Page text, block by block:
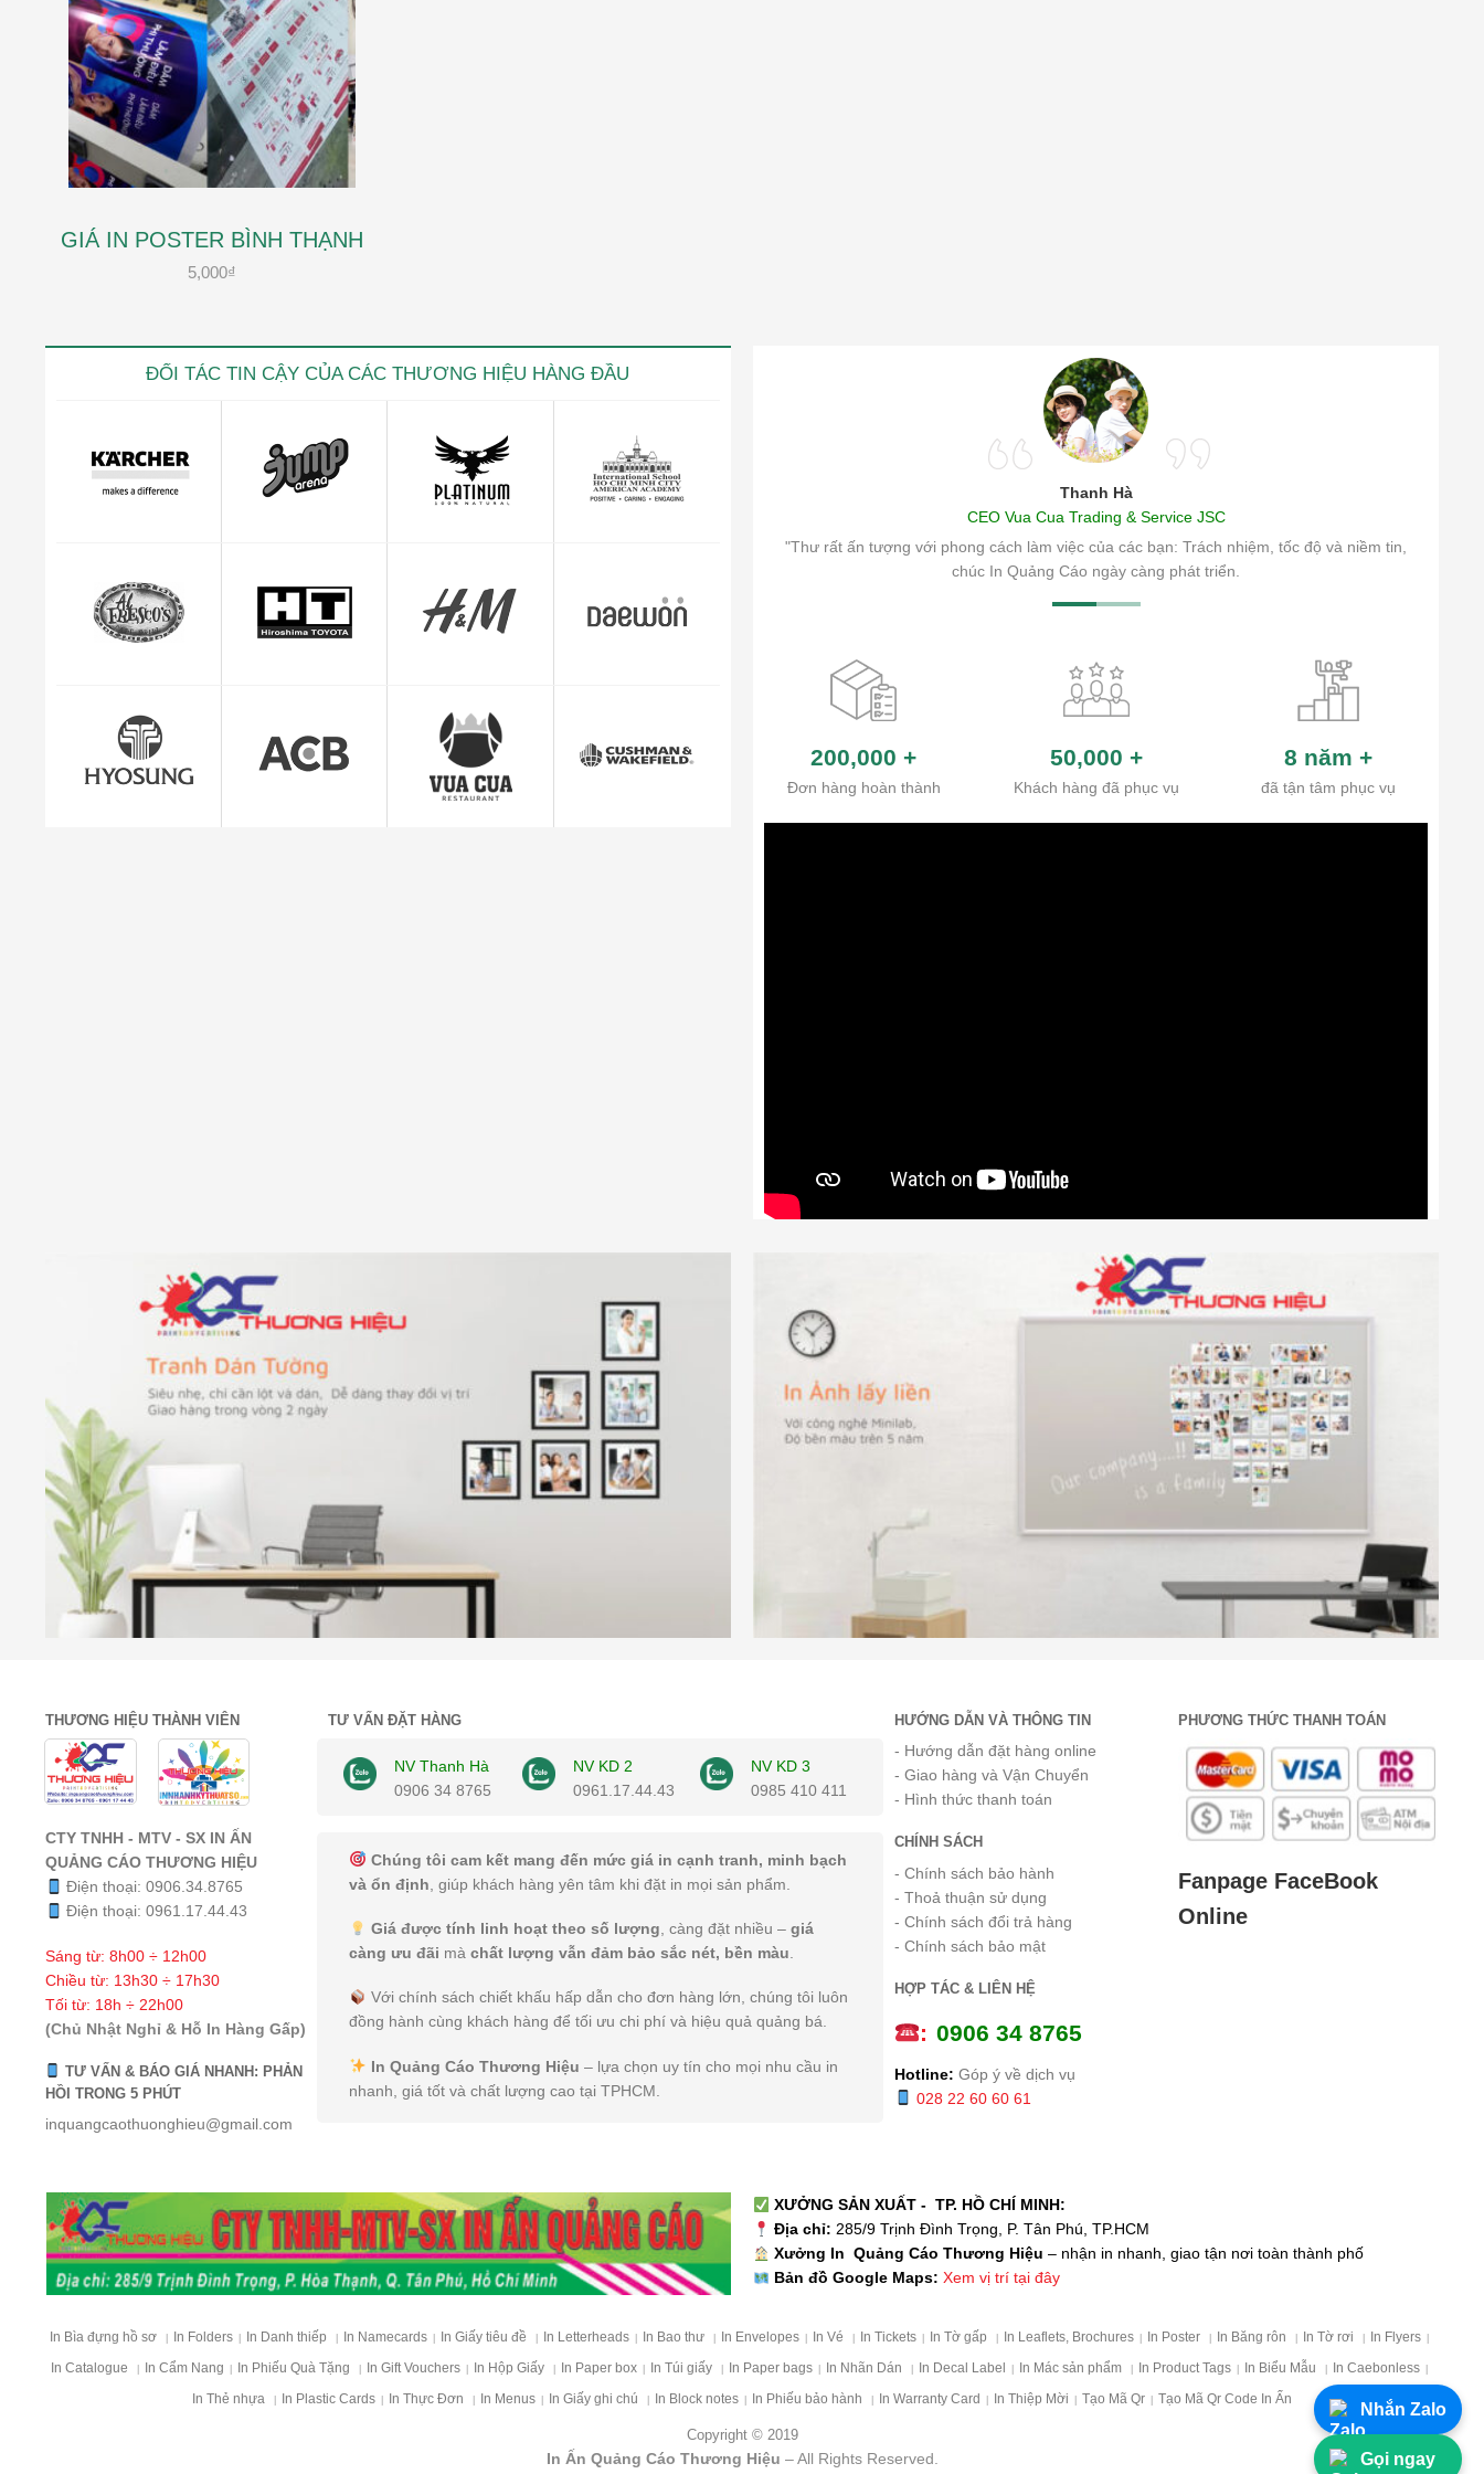
GIÁ IN POSTER BÌNH THẠNH
5,000₫
ĐỐI TÁC TIN CẬY CỦA CÁC THƯƠNG HIỆU HÀNG ĐẦU
Thanh Hà
CEO Vua Cua Trading & Service JSC
"Thư rất ấn tượng với phong cách làm việc của các bạn: Trách nhiệm, tốc độ và niềm tin,
chúc In Quảng Cáo ngày càng phát triển.
Kevin trọng
200,000 +
Đơn hàng hoàn thành
50,000 +
Khách hàng đã phục vụ
8 năm +
đã tận tâm phục vụ
THƯƠNG HIỆU THÀNH VIÊN
CTY TNHH - MTV - SX IN ẤN
QUẢNG CÁO THƯƠNG HIỆU
Điện thoại:0906.34.8765
Điện thoại:0961.17.44.43
Sáng từ: 8h00 ÷ 12h00
Chiều từ: 13h30 ÷ 17h30
Tối từ: 18h ÷ 22h00
(Chủ Nhật Nghỉ & Hỗ In Hàng Gấp)
TƯ VẤN & BÁO GIÁ NHANH: PHẢN
HỒI TRONG 5 PHÚT
inquangcaothuonghieu@gmail.com
TƯ VẤN ĐẶT HÀNG
NV Thanh Hà
0906 34 8765
NV KD 2
0961.17.44.43
NV KD 3
0985 410 411
Chúng tôi cam kết mang đến mức giá in cạnh tranh, minh bạch
và ổn định , giúp khách hàng yên tâm khi đặt in mọi sản phẩm.
Giá được tính linh hoạt theo số lượng, càng đặt nhiều – giá
càng ưu đãi màchất lượng vẫn đảm bảo sắc nét, bền màu.
Với chính sách chiết khấu hấp dẫn cho đơn hàng lớn, chúng tôi luôn
đồng hành cùng khách hàng để tối ưu chi phí và hiệu quả quảng bá.
In Quảng Cáo Thương Hiệu – lựa chọn uy tín cho mọi nhu cầu in
nhanh, giá tốt và chất lượng cao tại TPHCM.
HƯỚNG DẪN VÀ THÔNG TIN
- Hướng dẫn đặt hàng online
- Giao hàng và Vận Chuyển
- Hình thức thanh toán
CHÍNH SÁCH
- Chính sách bảo hành
- Thoả thuận sử dụng
- Chính sách đổi trả hàng
- Chính sách bảo mật
HỢP TÁC & LIÊN HỆ
: 0906 34 8765
Hotline: Góp ý về dịch vụ
028 22 60 60 61
PHƯƠNG THỨC THANH TOÁN
Fanpage FaceBook
Online
XƯỞNG SẢN XUẤT - TP. HỒ CHÍ MINH:
Địa chỉ: 285/9 Trịnh Đình Trọng, P. Tân Phú, TP.HCM
Xưởng In Quảng Cáo Thương Hiệu – nhận in nhanh, giao tận nơi toàn thành phố
Bản đồ Google Maps: Xem vị trí tại đây
In Bìa đựng hồ sơ In Folders In Danh thiếp In Namecards In Giấy tiêu đề In Letterheads In Bao thư In Envelopes In Vé In Tickets In Tờ gấp In Leaflets, Brochures In Poster In Băng rôn In Tờ rơi In Flyers
In Catalogue In Cẩm Nang In Phiếu Quà Tặng In Gift Vouchers In Hộp Giấy In Paper box In Túi giấy In Paper bags In Nhãn Dán In Decal Label In Mác sản phẩm In Product Tags In Biểu Mẫu In Caebonless
In Thẻ nhựa In Plastic Cards In Thực Đơn In Menus In Giấy ghi chú In Block notes In Phiếu bảo hành In Warranty Card In Thiệp Mời Tạo Mã Qr Tạo Mã Qr Code In Ấn
Copyright © 2019
In Ấn Quảng Cáo Thương Hiệu – All Rights Reserved.
Nhắn Zalo
Gọi ngay